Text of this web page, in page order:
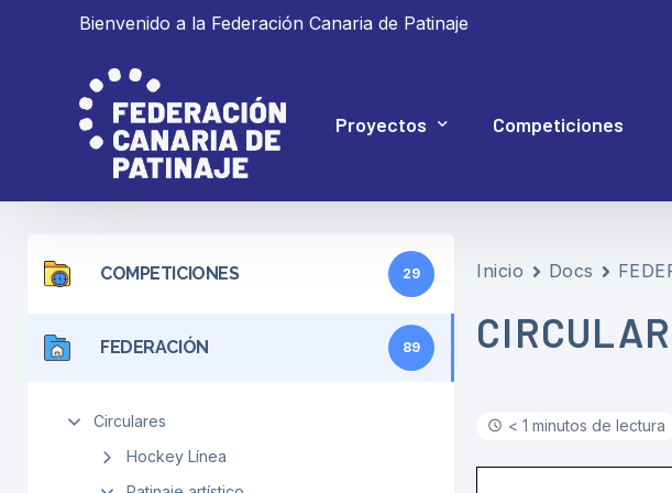
Bienvenido a la Federación Canaria de Patinaje
Proyectos
Proyecto 4P
Proyecto Ganar
Competiciones
COMPETICIONES 29
FEDERACIÓN 89
Circulares
Hockey Línea
Inicio Docs
< 1 minutos de lectura